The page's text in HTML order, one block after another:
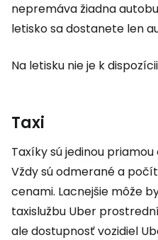
nepremáva žiadna
letisko sa dostanete len
Na letisku nie je k
Taxi
Taxíky sú jedinou
Vždy sú odmerané a
cenami. Lacnejšie môže
taxislužbu Uber
ale dostupnosť vozidiel